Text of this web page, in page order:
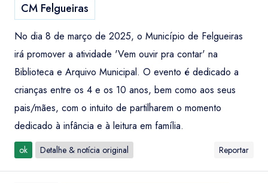
CM Felgueiras
No dia 8 de março de 2025, o Município de Felgueiras
irá promover a atividade 'Vem ouvir pra contar' na
Biblioteca e Arquivo Municipal. O evento é dedicado a
crianças entre os 4 e os 10 anos, bem como aos seus
pais/mães, com o intuito de partilharem o momento
dedicado à infância e à leitura em família.
ok Detalhe & notícia original Reportar